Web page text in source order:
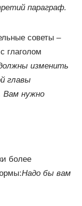
параграф.
советы –
глаголом
изменить
главы
Вам нужно
более
Надо бы вам